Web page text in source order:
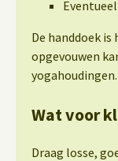
De handdoek is
opgevouwen
yogahoudingen.
Wat voor
Draag losse,